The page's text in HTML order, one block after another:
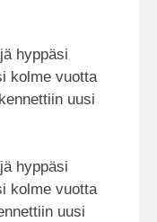
hyppäsi
kolme vuotta
uusi
hyppäsi
kolme vuotta
uusi